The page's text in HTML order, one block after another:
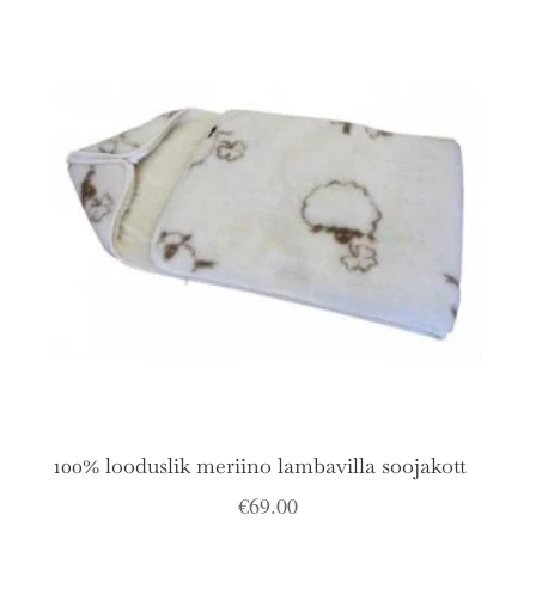
100% looduslik meriino lambavilla soojakott
€69.00